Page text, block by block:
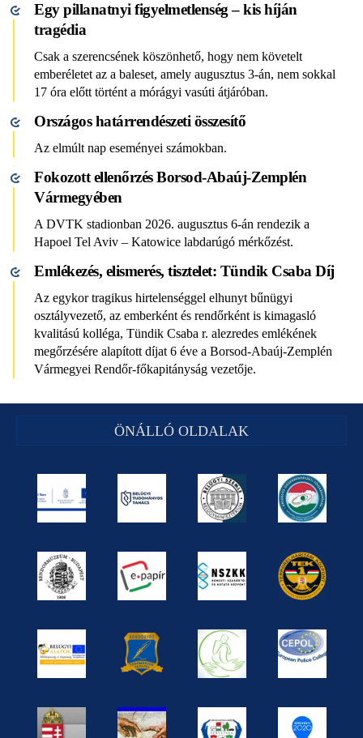
Egy pillanatnyi figyelmetlenség – kis híján
tragédia
Csak a szerencsének köszönhető, hogy nem követelt
emberéletet az a baleset, amely augusztus 3-án, nem sokkal
17 óra előtt történt a mórágyi vasúti átjáróban.
Országos határrendészeti összesítő
Az elmúlt nap eseményei számokban.
Fokozott ellenőrzés Borsod-Abaúj-Zemplén
Vármegyében
A DVTK stadionban 2026. augusztus 6-án rendezik a
Hapoel Tel Aviv – Katowice labdarúgó mérkőzést.
Emlékezés, elismerés, tisztelet: Tündik Csaba Díj
Az egykor tragikus hirtelenséggel elhunyt bűnügyi
osztályvezető, az emberként és rendőrként is kimagasló
kvalitású kolléga, Tündik Csaba r. alezredes emlékének
megőrzésére alapított díjat 6 éve a Borsod-Abaúj-Zemplén
Vármegyei Rendőr-főkapitányság vezetője.
ÖNÁLLÓ OLDALAK